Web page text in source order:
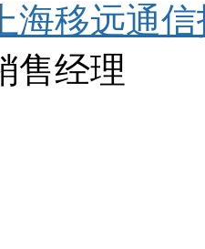
上海移远通
售经理